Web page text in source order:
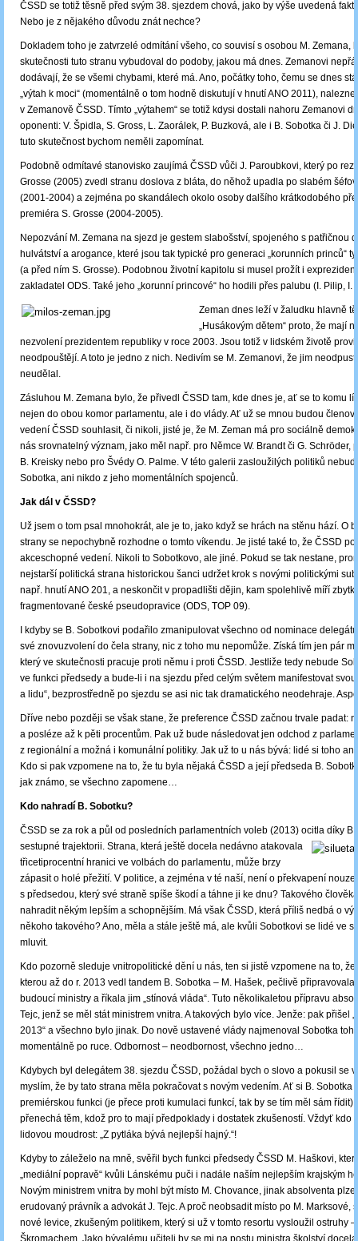
ČSSD se totiž těsně před svým 38. sjezdem chová, jako by výše uvedená
Nebo je z nějakého důvodu znát nechce?
Dokladem toho je zatvrzelé odmítání všeho, co souvisí s osobou M. Zemana,
skutečnosti tuto stranu vybudoval do podoby, jakou má dnes. Zemanovi
dodávají, že se všemi chybami, které má. Ano, počátky toho, čemu se dnes
„výtah k moci“ (momentálně o tom hodně diskutují v hnutí ANO 2011),
v Zemanově ČSSD. Tímto „výtahem“ se totiž kdysi dostali nahoru Zemanovi
oponenti: V. Špidla, S. Gross, L. Zaorálek, P. Buzková, ale i B. Sobotka či J.
tuto skutečnost bychom neměli zapomínat.
Podobně odmítavé stanovisko zaujímá ČSSD vůči J. Paroubkovi, který po
Grosse (2005) zvedl stranu doslova z bláta, do něhož upadla po slabém
(2001-2004) a zejména po skandálech okolo osoby dalšího krátkodobého
premiéra S. Grosse (2004-2005).
Nepozvání M. Zemana na sjezd je gestem slabošství, spojeného s patřičnou
hulvátství a arogance, které jsou tak typické pro generaci „korunních princů“
(a před ním S. Grosse). Podobnou životní kapitolu si musel prožít i
zakladatel ODS. Také jeho „korunní princové“ ho hodili přes palubu (I. Pilip, I.
Zeman dnes leží v žaludku hlavně
„Husákovým dětem“ proto, že mají
nezvolení prezidentem republiky v roce 2003. Jsou totiž v lidském životě
neodpouštějí. A toto je jedno z nich. Nedivím se M. Zemanovi, že jim
neudělal.
Zásluhou M. Zemana bylo, že přivedl ČSSD tam, kde dnes je, ať se to komu
nejen do obou komor parlamentu, ale i do vlády. Ať už se mnou budou
vedení ČSSD souhlasit, či nikoli, jisté je, že M. Zeman má pro sociálně
nás srovnatelný význam, jako měl např. pro Němce W. Brandt či G. Schröder,
B. Kreisky nebo pro Švédy O. Palme. V této galerii zasloužilých politiků
Sobotka, ani nikdo z jeho momentálních spojenců.
Jak dál v ČSSD?
Už jsem o tom psal mnohokrát, ale je to, jako když se hrách na stěnu hází. O
strany se nepochybně rozhodne o tomto víkendu. Je jisté také to, že ČSSD
akceschopné vedení. Nikoli to Sobotkovo, ale jiné. Pokud se tak nestane,
nejstarší politická strana historickou šanci udržet krok s novými politickými
např. hnutí ANO 201, a neskončit v propadlišti dějin, kam spolehlivě míří
fragmentované české pseudopravice (ODS, TOP 09).
I kdyby se B. Sobotkovi podařilo zmanipulovat všechno od nominace
své znovuzvolení do čela strany, nic z toho mu nepomůže. Získá tím jen pár
který ve skutečnosti pracuje proti němu i proti ČSSD. Jestliže tedy nebude
ve funkci předsedy a bude-li i na sjezdu před celým světem manifestovat svou
a lidu“, bezprostředně po sjezdu se asi nic tak dramatického neodehraje.
Dříve nebo později se však stane, že preference ČSSD začnou trvale padat:
a posléze až k pěti procentům. Pak už bude následovat jen odchod z
z regionální a možná i komunální politiky. Jak už to u nás bývá: lidé si toho
Kdo si pak vzpomene na to, že tu byla nějaká ČSSD a její předseda B.
jak známo, se všechno zapomene…
Kdo nahradí B. Sobotku?
ČSSD se za rok a půl od posledních parlamentních voleb (2013) ocitla díky
sestupné trajektorii. Strana, která ještě docela nedávno atakovala
třicetiprocentní hranici ve volbách do parlamentu, může brzy
zápasit o holé přežití. V politice, a zejména v té naší, není o překvapení
s předsedou, který své straně spíše škodí a táhne ji ke dnu? Takového
nahradit někým lepším a schopnějším. Má však ČSSD, která příliš nedbá o
někoho takového? Ano, měla a stále ještě má, ale kvůli Sobotkovi se lidé ve
mluvit.
Kdo pozorně sleduje vnitropolitické dění u nás, ten si jistě vzpomene na to, že
kterou až do r. 2013 vedl tandem B. Sobotka – M. Hašek, pečlivě připravovala
budoucí ministry a říkala jim „stínová vláda“. Tuto několikaletou přípravu
Tejc, jenž se měl stát ministrem vnitra. A takových bylo více. Jenže: pak přišel
2013“ a všechno bylo jinak. Do nově ustavené vlády najmenoval Sobotka
momentálně po ruce. Odbornost – neodbornost, všechno jedno…
Kdybych byl delegátem 38. sjezdu ČSSD, požádal bych o slovo a pokusil se
myslím, že by tato strana měla pokračovat s novým vedením. Ať si B. Sobotka
premiérskou funkci (je přece proti kumulaci funkcí, tak by se tím měl sám řídit)
přenechá těm, kdož pro to mají předpoklady i dostatek zkušeností. Vždyť kdo
lidovou moudrost: „Z pytláka bývá nejlepší hajný.“!
Kdyby to záleželo na mně, svěřil bych funkci předsedy ČSSD M. Haškovi,
„mediální popravě“ kvůli Lánskému puči i nadále naším nejlepším krajským
Novým ministrem vnitra by mohl být místo M. Chovance, jinak absolventa
erudovaný právník a advokát J. Tejc. A proč neobsadit místo po M. Marksové,
nové levice, zkušeným politikem, který si už v tomto resortu vysloužil ostruhy –